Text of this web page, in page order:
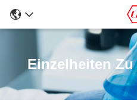
Einzelheiten